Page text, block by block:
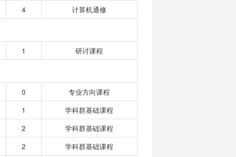
4 计算机通修
1 研讨课程
0
专业方向课程
1
学科群基础课程
2
学科群基础课程
2
学科群基础课程